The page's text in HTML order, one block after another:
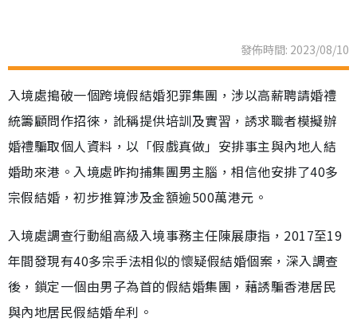
發佈時間: 2023/08/10
入境處搗破一個跨境假結婚犯罪集團，涉以高薪聘請婚禮
統籌顧問作招徠，訛稱提供培訓及實習，誘求職者模擬辦
婚禮騙取個人資料，以「假戲真做」安排事主與內地人結
婚助來港。入境處昨拘捕集團男主腦，相信他安排了40多
宗假結婚，初步推算涉及金額逾500萬港元。
入境處調查行動組高級入境事務主任陳展康指，2017至19
年間發現有40多宗手法相似的懷疑假結婚個案，深入調查
後，鎖定一個由男子為首的假結婚集團，藉誘騙香港居民
與內地居民假結婚牟利。